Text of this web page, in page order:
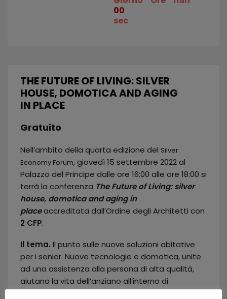
00
sec
THE FUTURE OF LIVING: SILVER
HOUSE, DOMOTICA AND AGING
IN PLACE
Gratuito
Nell’ambito della quarta edizione del Silver
Economy Forum, giovedì 15 settembre 2022 al
Palazzo del Principe dalle ore 16:00 alle ore 18:00 si
terrà la conferenza The Future of Living: silver
house, domotica and aging in
placeaccreditata dall’Ordine degli Architetti con
2 CFP.
Il tema. Il punto sulle nuove soluzioni abitative
per i senior. Nuove tecnologie e domotica, unite
ad una assistenza alla persona di alta qualità,
aiutano la vita dell’anziano all’interno di